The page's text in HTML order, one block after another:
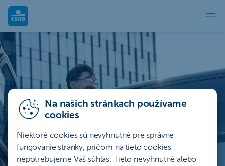
Na našich stránkach používame
cookies
Niektoré cookies sú nevyhnutné pre správne
fungovanie stránky, pričom na tieto cookies
nepotrebujeme Váš súhlas. Tieto nevyhnutné alebo
Leasing - Podnikatelia a firmy - ČSOB